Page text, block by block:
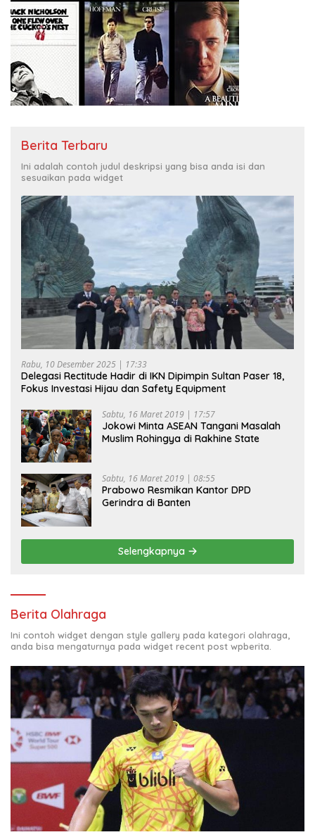
Berita Terbaru
Ini adalah contoh judul deskripsi yang bisa anda isi dan
sesuaikan pada widget
Rabu, 10 Desember 2025 | 17:33
Delegasi Rectitude Hadir di IKN Dipimpin Sultan Paser 18,
Fokus Investasi Hijau dan Safety Equipment
Sabtu, 16 Maret 2019 | 17:57
Jokowi Minta ASEAN Tangani Masalah
Muslim Rohingya di Rakhine State
Sabtu, 16 Maret 2019 | 08:55
Prabowo Resmikan Kantor DPD
Gerindra di Banten
Selengkapnya
Berita Olahraga
Ini contoh widget dengan style gallery pada kategori olahraga,
anda bisa mengaturnya pada widget recent post wpberita.